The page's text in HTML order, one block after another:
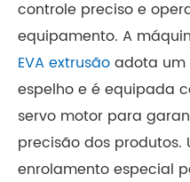
controle preciso e
equipamento. A
EVA extrusãoadota um
espelho e é equipada
servo motor para
precisão dos
enrolamento especial